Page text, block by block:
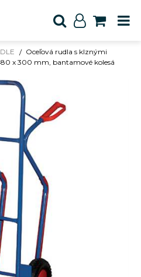
Oceľová rudla s klznými
x 300 mm, bantamové kolesá